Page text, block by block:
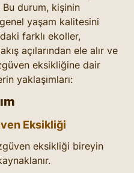
durum, kişinin
yaşam kalitesini
farklı ekoller,
açılarından ele alır ve
eksikliğine dair
yaklaşımları:
Eksikliği
eksikliği bireyin